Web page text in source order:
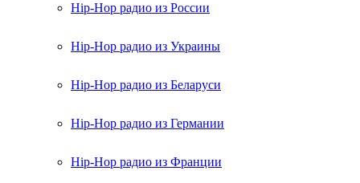
Hip-Hop радио из России
Hip-Hop радио из Украины
Hip-Hop радио из Беларуси
Hip-Hop радио из Германии
Hip-Hop радио из Франции